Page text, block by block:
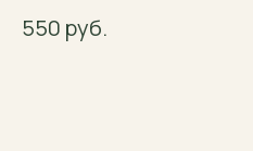
550 руб.